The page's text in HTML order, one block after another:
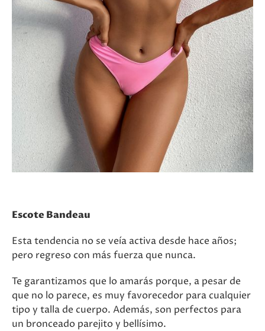
Escote Bandeau
Esta tendencia no se veía activa desde hace años;
pero regreso con más fuerza que nunca.
Te garantizamos que lo amarás porque, a pesar de
que no lo parece, es muy favorecedor para cualquier
tipo y talla de cuerpo. Además, son perfectos para
un bronceado parejito y bellísimo.